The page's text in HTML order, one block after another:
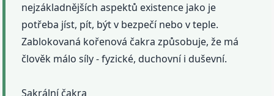
nejzákladnějších aspektů existence jako je
potřeba jíst, pít, být v bezpečí nebo v teple.
Zablokovaná kořenová čakra způsobuje, že má
člověk málo síly - fyzické, duchovní i duševní.
Sakrální čakra